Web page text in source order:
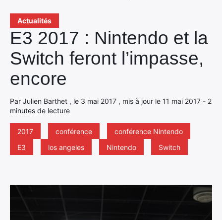
Actualités
E3 2017 : Nintendo et la
Switch feront l’impasse,
encore
Par Julien Barthet , le 3 mai 2017 , mis à jour le 11 mai 2017 - 2
minutes de lecture
2017 conférence
conférence Nintendo
E3
los angeles Nintendo Switch